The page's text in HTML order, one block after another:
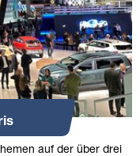
auf der über drei